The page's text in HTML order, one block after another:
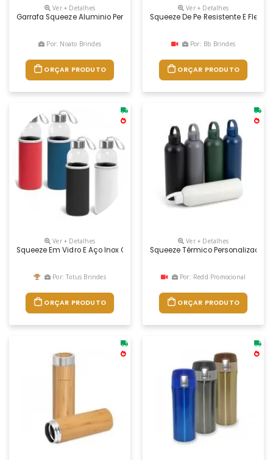
Ver + Detalhes
Garrafa Squeeze Aluminio Personalizada, Brinde Que Estimula A
Por: Noato Brindes
ORÇAR PRODUTO
Ver + Detalhes
Squeeze De Pe Resistente E
Por: Bb Brindes
ORÇAR PRODUTO
Ver + Detalhes
Squeeze Em Vidro E Aço Inox Com Capacidade Até 520 Ml. Fornecido
Por: Totus Brindes
ORÇAR PRODUTO
Ver + Detalhes
Squeeze Térmico Personalizado
Por: Redd Promocional
ORÇAR PRODUTO